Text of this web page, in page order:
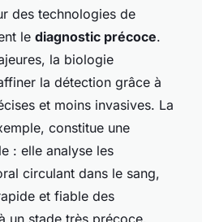
des technologies de
le diagnostic précoce.
la biologie
la détection grâce à
et moins invasives. La
constitue une
: elle analyse les
circulant dans le sang,
et fiable des
un stade très précoce.